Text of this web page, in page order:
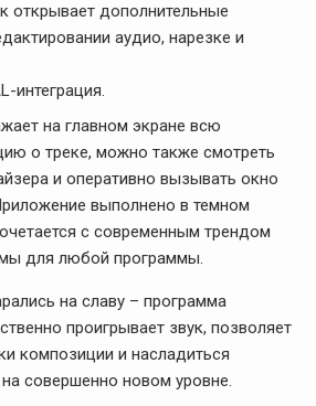
открывает дополнительные
аудио, нарезке и
интеграция.
на главном экране всю
о треке, можно также смотреть
и оперативно вызывать окно
выполнено в темном
с современным трендом
для любой программы.
на славу – программа
проигрывает звук, позволяет
композиции и насладиться
совершенно новом уровне.